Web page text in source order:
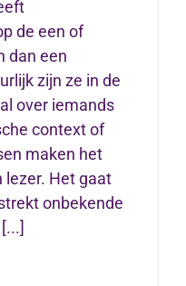
de een of
dan een
zijn ze in de
over iemands
context of
maken het
lezer. Het gaat
onbekende